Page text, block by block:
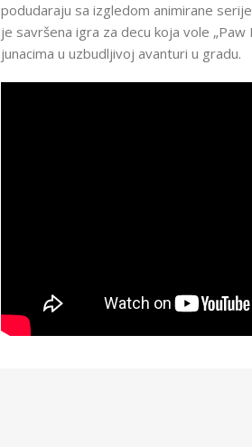
podudaraju sa izgledom animirane
je savršena igra za decu koja vole
junacima u uzbudljivoj avanturi u gradu.